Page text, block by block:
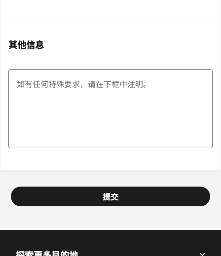
其他信息
提交